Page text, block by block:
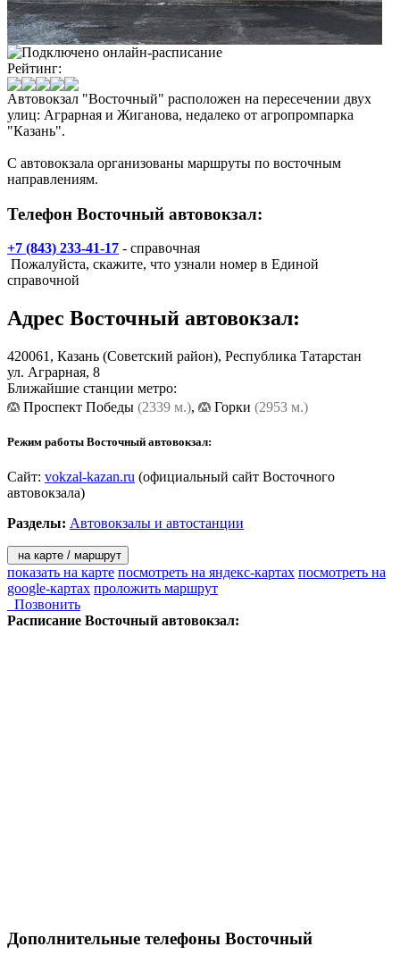
Рейтинг:
Автовокзал "Восточный" расположен на пересечении двух
улиц: Аграрная и Жиганова, недалеко от агропромпарка
"Казань".
С автовокзала организованы маршруты по восточным
направлениям.
Телефон Восточный автовокзал:
+7 (843) 233-41-17 - справочная
Пожалуйста, скажите, что узнали номер в Единой
справочной
Адрес Восточный автовокзал:
420061, Казань (Советский район), Республика Татарстан
ул. Аграрная, 8
Ближайшие станции метро:
Проспект Победы (2339 м.), Горки (2953 м.)
Режим работы Восточный автовокзал:
Сайт: vokzal-kazan.ru (официальный сайт Восточного
автовокзала)
Разделы: Автовокзалы и автостанции
на карте / маршрут
показать на карте посмотреть на яндекс-картах посмотреть на
google-картах проложить маршрут
Позвонить
Расписание Восточный автовокзал:
Дополнительные телефоны Восточный